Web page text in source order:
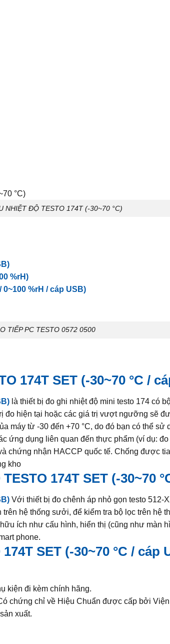
NHIỆT ĐỘ TESTO 174T (-30~70 °C)
%rH)
0~100 %rH / cáp USB)
TIẾP PC TESTO 0572 0500
174T SET (-30~70 °C /
là thiết bị đo ghi nhiệt độ mini testo 174 có
đo hiện tại hoặc các giá trị vượt ngưỡng sẽ
máy từ -30 đến +70 °C, do đó bạn có thể
ứng dụng liên quan đến thực phẩm (ví dụ:
chứng nhận HACCP quốc tế. Chống được
kho
174T SET (-30~70
Với thiết bị đo chênh áp nhỏ gọn testo 512-
hệ thống sưởi, để kiểm tra bộ lọc trên hệ
ích như cấu hình, hiển thị (cũng như màn
phone.
SET (-30~70 °C / cáp
kiện đi kèm chính hãng.
chứng chỉ về Hiệu Chuẩn được cấp bởi
xuất.